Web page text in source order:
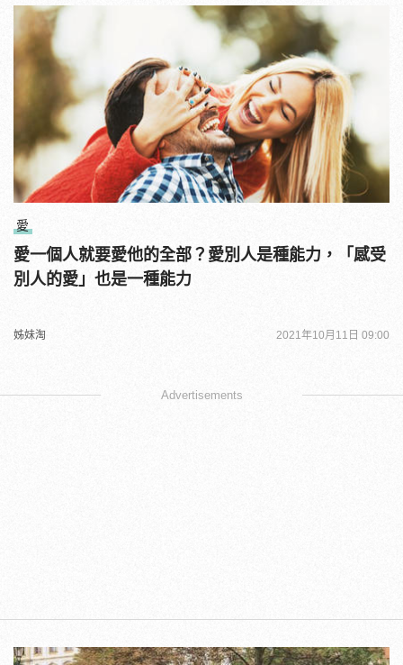
愛
愛一個人就要愛他的全部？愛別人是種能力，「感受
別人的愛」也是一種能力
姊妹淘 2021年10月11日 09:00
Advertisements